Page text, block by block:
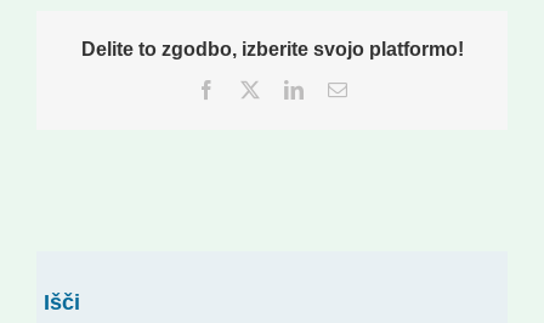
Delite to zgodbo, izberite svojo platformo!
Facebook
TwitterLinkedInEmail
Išči